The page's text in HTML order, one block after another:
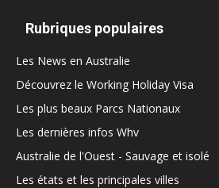
Rubriques populaires
Les News en Australie
Découvrez le Working Holiday Visa
Les plus beaux Parcs Nationaux
Les dernières infos Whv
Australie de l'Ouest - Sauvage et isolé
Les états et les principales villes